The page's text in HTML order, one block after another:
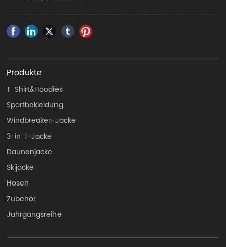
Produkte
T-Shirt&Hoodies
Sportbekleidung
Windbreaker-Jacke
3-in-1-Jacke
Daunenjacke
Skijacke
Hosen
Zubehör
Jahrgangsreihe